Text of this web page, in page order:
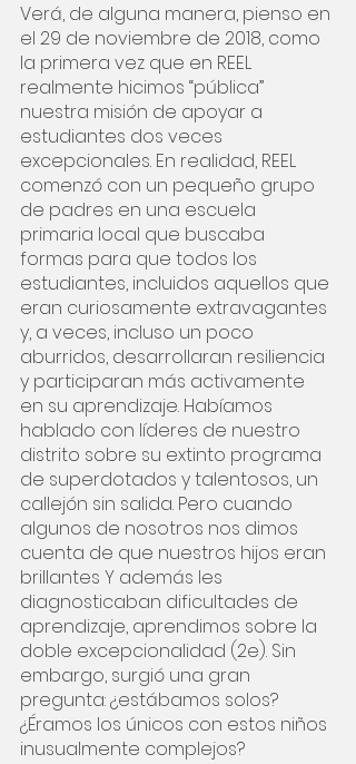
Verá, de alguna manera, pienso en
el 29 de noviembre de 2018, como
la primera vez que en REEL
realmente hicimos “pública”
nuestra misión de apoyar a
estudiantes dos veces
excepcionales. En realidad, REEL
comenzó con un pequeño grupo
de padres en una escuela
primaria local que buscaba
formas para que todos los
estudiantes, incluidos aquellos que
eran curiosamente extravagantes
y, a veces, incluso un poco
aburridos, desarrollaran resiliencia
y participaran más activamente
en su aprendizaje. Habíamos
hablado con líderes de nuestro
distrito sobre su extinto programa
de superdotados y talentosos, un
callejón sin salida. Pero cuando
algunos de nosotros nos dimos
cuenta de que nuestros hijos eran
brillantes Y además les
diagnosticaban dificultades de
aprendizaje, aprendimos sobre la
doble excepcionalidad (2e). Sin
embargo, surgió una gran
pregunta: ¿estábamos solos?
¿Éramos los únicos con estos niños
inusualmente complejos?